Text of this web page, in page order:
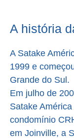
A história
A Satake
1999 e
Grande do Sul.
Em julho de
Satake
condomínio
em Joinville, a